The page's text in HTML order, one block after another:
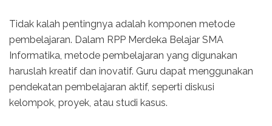
Tidak kalah pentingnya adalah komponen metode
pembelajaran. Dalam RPP Merdeka Belajar SMA
Informatika, metode pembelajaran yang digunakan
haruslah kreatif dan inovatif. Guru dapat menggunakan
pendekatan pembelajaran aktif, seperti diskusi
kelompok, proyek, atau studi kasus.